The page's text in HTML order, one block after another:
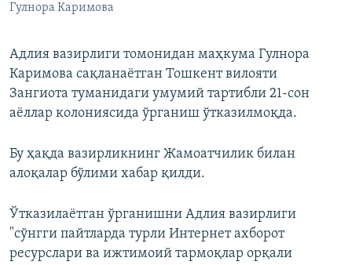
Гулнора Каримова
Адлия вазирлиги томонидан маҳкума Гулнора
Каримова сақланаётган Тошкент вилояти
Зангиота туманидаги умумий тартибли 21-сон
аёллар колониясида ўрганиш ўтказилмоқда.
Бу ҳақда вазирликнинг Жамоатчилик билан
алоқалар бўлими хабар қилди.
Ўтказилаётган ўрганишни Адлия вазирлиги
"cўнгги пайтларда турли Интернет ахборот
ресурслари ва ижтимоий тармоқлар орқали